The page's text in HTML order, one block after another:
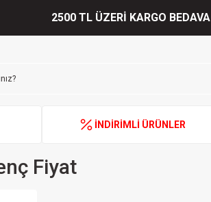
2500 TL ÜZERİ KARGO BEDAVA
İNDİRİMLİ ÜRÜNLER
Fiyat